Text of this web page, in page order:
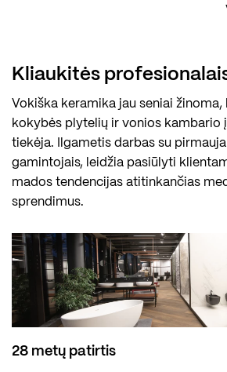
Kliaukitės
Vokiška keramika jau seniai žinoma,
kokybės plytelių ir vonios kambario
tiekėja. Ilgametis darbas su
gamintojais, leidžia pasiūlyti
mados tendencijas atitinkančias
sprendimus.
28 metų patirtis